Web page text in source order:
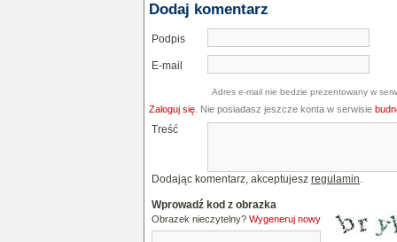
Dodaj komentarz
Podpis
E-mail
Adres e-mail nie bedzie prezentowany w
Zaloguj się . Nie posiadasz jeszcze konta w serwisie
Treść
Dodając komentarz, akceptujesz regulamin.
Wprowadź kod z obrazka
Obrazek nieczytelny? Wygeneruj nowy